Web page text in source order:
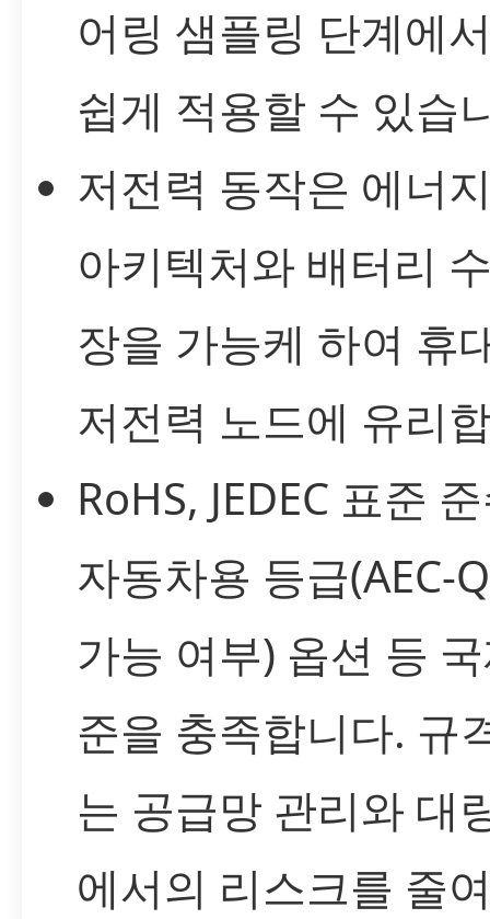
어링 샘플링 단계에
쉽게 적용할 수 있습
저전력 동작은 에너
아키텍처와 배터리
장을 가능케 하여 휴
저전력 노드에 유리
RoHS, JEDEC 표준
자동차용 등급(AEC-
가능 여부) 옵션 등
준을 충족합니다. 규
는 공급망 관리와 대
에서의 리스크를 줄